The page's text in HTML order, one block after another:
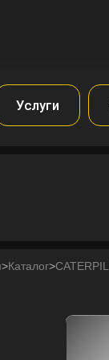
Услуги
>Каталог>